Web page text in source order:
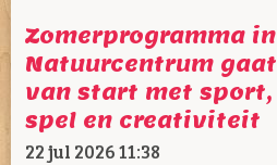
Zomerprogramma in
Natuurcentrum gaat
van start met sport,
spel en creativiteit
22 jul 202611:38